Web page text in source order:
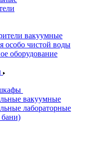
вакуумные
особо чистой воды
оборудование
вакуумные
лабораторные
бани)